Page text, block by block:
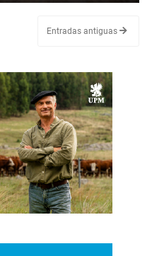
Entradas antiguas